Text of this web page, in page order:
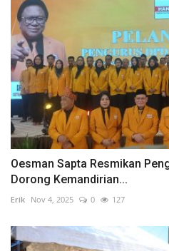
Oesman Sapta Resmikan
Dorong Kemandirian...
Erik Nov 4, 2025 0 127